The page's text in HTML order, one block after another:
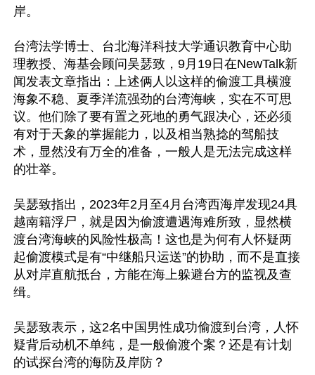
岸。
台湾法学博士、台北海洋科技大学通识教育中心助
理教授、海基会顾问吴瑟致，9月19日在NewTalk新
闻发表文章指出：上述俩人以这样的偷渡工具横渡
海象不稳、夏季洋流强劲的台湾海峡，实在不可思
议。他们除了要有置之死地的勇气跟决心，还必须
有对于天象的掌握能力，以及相当熟捻的驾船技
术，显然没有万全的准备，一般人是无法完成这样
的壮举。
吴瑟致指出，2023年2月至4月台湾西海岸发现24具
越南籍浮尸，就是因为偷渡遭遇海难所致，显然横
渡台湾海峡的风险性极高！这也是为何有人怀疑两
起偷渡模式是有“中继船只运送”的协助，而不是直接
从对岸直航抵台，方能在海上躲避台方的监视及查
缉。
吴瑟致表示，这2名中国男性成功偷渡到台湾，人怀
疑背后动机不单纯，是一般偷渡个案？还是有计划
的试探台湾的海防及岸防？